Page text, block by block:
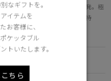
動する人々のデータを元に開発。極
リー使いに適した保温性を維持
about TEI
なギフトを。
イテムを
お客様に、
ケッタブル
トいたします。
ちら